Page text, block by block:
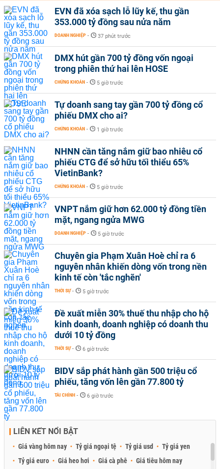
EVN đã xóa sạch lỗ lũy kế, thu gần
353.000 tỷ đồng sau nửa năm
DOANH NGHIỆP - 37 phút trước
DMX hút gần 700 tỷ đồng vốn ngoại
trong phiên thứ hai lên HOSE
CHỨNG KHOÁN - 5 giờ trước
Tự doanh sang tay gần 700 tỷ đồng cổ
phiếu DMX cho ai?
CHỨNG KHOÁN - 1 giờ trước
NHNN cần tăng nắm giữ bao nhiêu cổ
phiếu CTG để sở hữu tối thiểu 65%
VietinBank?
CHỨNG KHOÁN - 5 giờ trước
VNPT nắm giữ hơn 62.000 tỷ đồng tiền
mặt, ngang ngửa MWG
DOANH NGHIỆP - 5 giờ trước
Chuyên gia Phạm Xuân Hoè chỉ ra 6
nguyên nhân khiến dòng vốn trong nền
kinh tế còn 'tắc nghẽn'
THỜI SỰ - 5 giờ trước
Đề xuất miễn 30% thuế thu nhập cho hộ
kinh doanh, doanh nghiệp có doanh thu
dưới 10 tỷ đồng
THỜI SỰ - 6 giờ trước
BIDV sắp phát hành gần 500 triệu cổ
phiếu, tăng vốn lên gần 77.800 tỷ
TÀI CHÍNH - 6 giờ trước
LIÊN KẾT NỔI BẬT
Giá vàng hôm nay Tỷ giá ngoại tệ Tỷ giá usd
Tỷ giá yen
Tỷ giá euro
Giá heo hơi Giá cà phê Giá tiêu hôm nay